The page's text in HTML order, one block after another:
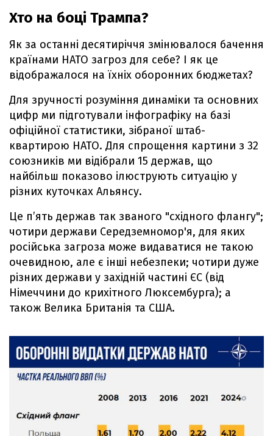
Хто на боці Трампа?
Як за останні десятиріччя змінювалося бачення
країнами НАТО загроз для себе? І як це
відображалося на їхніх оборонних бюджетах?
Для зручності розуміння динаміки та основних
цифр ми підготували інфографіку на базі
офіційної статистики, зібраної штаб-
квартирою НАТО. Для спрощення картини з 32
союзників ми відібрали 15 держав, що
найбільш показово ілюструють ситуацію у
різних куточках Альянсу.
Це п’ять держав так званого "східного флангу";
чотири держави Середземномор'я, для яких
російська загроза може видаватися не такою
очевидною, але є інші небезпеки; чотири дуже
різних держави у західній частині ЄС (від
Німеччини до крихітного Люксембурга); а
також Велика Британія та США.